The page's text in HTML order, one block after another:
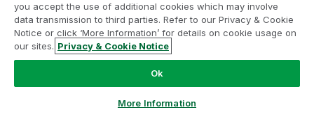
法的契約 製品規約
Legal Policies
リーガルポリシー
利用規約
Do Not Share My Info
Copyright © 1993-2026 QlikTech International AB.無断複写・
you accept the use of additional cookies which may involve
data transmission to third parties. Refer to our Privacy & Cookie
Notice or click ‘More Information’ for details on cookie usage on
our sites. Privacy & Cookie Notice
Ok
More Information